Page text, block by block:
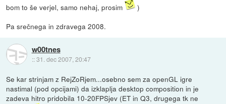
bom to še verjel, samo nehaj, prosim
)
Pa srečnega in zdravega 2008.
w00tnes
::31. dec 2007, 20:47
Se kar strinjam z RejZoRjem...osebno sem za openGL igre
nastimal (pod opcijami) da izklaplja desktop composition in je
zadeva hitro pridobila 10-20FPSjev (ET in Q3, drugega tk ne